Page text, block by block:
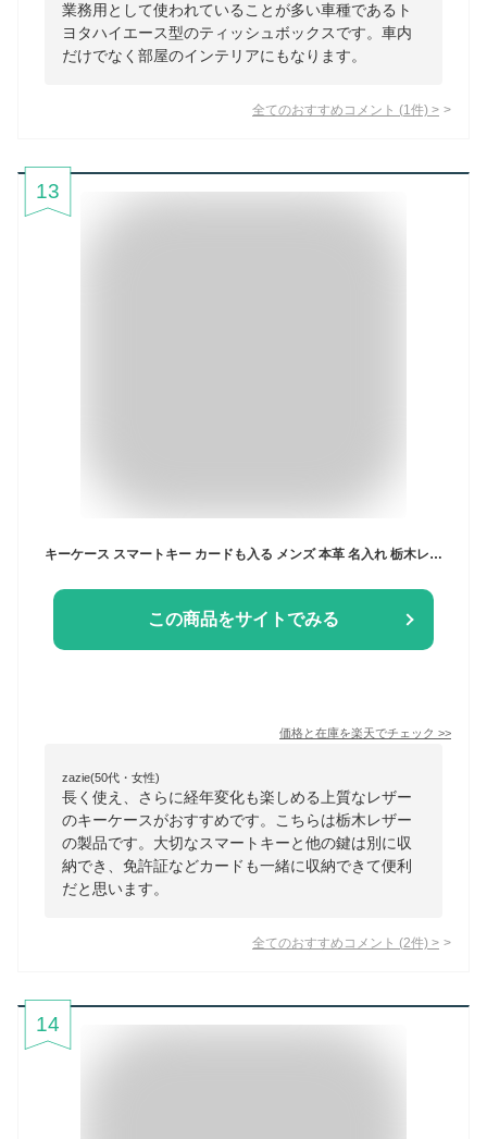
業務用として使われていることが多い車種であるト
ヨタハイエース型のティッシュボックスです。車内
だけでなく部屋のインテリアにもなります。
全てのおすすめコメント (1 件) >
13
キーケース スマートキー カードも入る メンズ 本革 名入れ 栃木レザー カード スマートキーケース キーホルダー 家の鍵 ブランド ポルコロッソ 日本製 レディース 革 レザー プレゼント 父の日 革婚式 誕生日 還暦祝い [sokunou]
この商品をサイトでみる
価格と在庫を楽天でチェック >>
zazie(50代・女性)
長く使え、さらに経年変化も楽しめる上質なレザー
のキーケースがおすすめです。こちらは栃木レザー
の製品です。大切なスマートキーと他の鍵は別に収
納でき、免許証などカードも一緒に収納できて便利
だと思います。
全てのおすすめコメント (2件) >
14